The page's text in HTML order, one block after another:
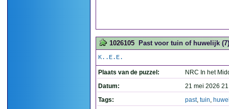
1026105 Past voor tuin of huwelijk (7)
K..E.E.
Plaats van de puzzel:
NRC In het
Datum:
21 mei 2026
Tags:
past, tuin,